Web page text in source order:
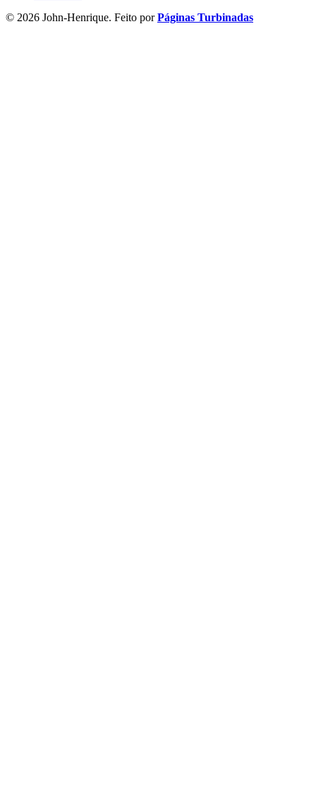
© 2026 John-Henrique. Feito porPáginas Turbinadas